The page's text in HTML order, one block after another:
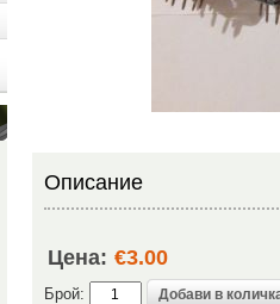
Описание
Цена: €3.00
Брой: